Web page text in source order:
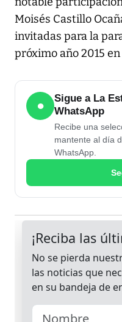
Moisés Castillo
invitadas para la
próximo año 2015
●
Sigue a La
WhatsApp
Recibe una
mantente al día
WhatsApp.